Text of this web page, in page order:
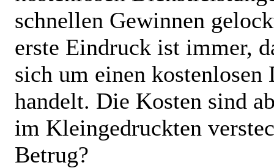
schnellen Gewinnen
erste Eindruck ist immer,
sich um einen kostenlosen
handelt. Die Kosten sind
im Kleingedruckten
Betrug?